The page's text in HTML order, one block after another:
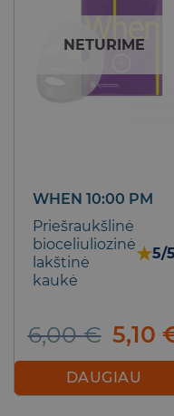
NETURIME
WHEN 10:00 PM
Priešraukšlinė
bioceliuliozinė
lakštinė
kaukė
★5/5
6,00€
price
was:
6,00
5,10
DAUGIAU